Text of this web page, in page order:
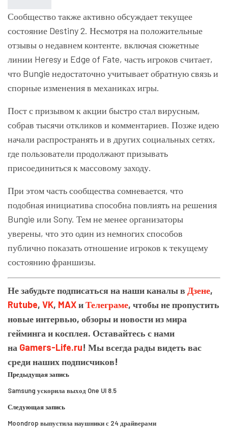
Сообщество также активно обсуждает текущее
состояние Destiny 2. Несмотря на положительные
отзывы о недавнем контенте, включая сюжетные
линии Heresy и Edge of Fate, часть игроков считает,
что Bungie недостаточно учитывает обратную связь и
спорные изменения в механиках игры.
Пост с призывом к акции быстро стал вирусным,
собрав тысячи откликов и комментариев. Позже идею
начали распространять и в других социальных сетях,
где пользователи продолжают призывать
присоединиться к массовому заходу.
При этом часть сообщества сомневается, что
подобная инициатива способна повлиять на решения
Bungie или Sony. Тем не менее организаторы
уверены, что это один из немногих способов
публично показать отношение игроков к текущему
состоянию франшизы.
Не забудьте подписаться на наши каналы в Дзене,
Rutube, VK, MAXиТелеграме, чтобы не пропустить
новые интервью, обзоры и новости из мира
гейминга и косплея. Оставайтесь с нами
на Gamers-Life.ru! Мы всегда рады видеть вас
среди наших подписчиков!
Предыдущая запись
Samsung ускорила выход One UI 8.5
Следующая запись
Moondrop выпустила наушники с 24 драйверами